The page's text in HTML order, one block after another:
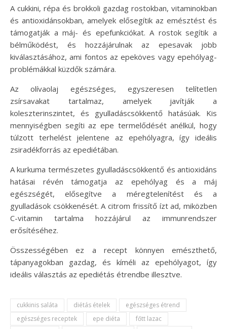
A cukkini, répa és brokkoli gazdag rostokban, vitaminokban
és antioxidánsokban, amelyek elősegítik az emésztést és
támogatják a máj- és epefunkciókat. A rostok segítik a
bélműködést, és hozzájárulnak az epesavak jobb
kiválasztásához, ami fontos az epeköves vagy epehólyag-
problémákkal küzdők számára.
Az olívaolaj egészséges, egyszeresen telítetlen
zsírsavakat tartalmaz, amelyek javítják a
koleszterinszintet, és gyulladáscsökkentő hatásúak. Kis
mennyiségben segíti az epe termelődését anélkül, hogy
túlzott terhelést jelentene az epehólyagra, így ideális
zsiradékforrás az epediétában.
A kurkuma természetes gyulladáscsökkentő és antioxidáns
hatásai révén támogatja az epehólyag és a máj
egészségét, elősegítve a méregtelenítést és a
gyulladások csökkenését. A citrom frissítő ízt ad, miközben
C-vitamin tartalma hozzájárul az immunrendszer
erősítéséhez.
Összességében ez a recept könnyen emészthető,
tápanyagokban gazdag, és kíméli az epehólyagot, így
ideális választás az epediétás étrendbe illesztve.
cukkinis saláta diétás ételek
egészséges étrend
egészséges receptek
epe diéta
főtt lazac